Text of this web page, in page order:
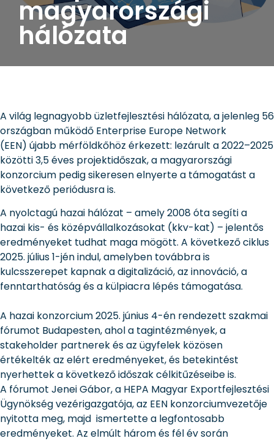
magyarországi
hálózata
A világ legnagyobb üzletfejlesztési hálózata, a jelenleg 56
országban működő Enterprise Europe Network
(EEN) újabb mérföldkőhöz érkezett: lezárult a 2022–2025
közötti 3,5 éves projektidőszak, a magyarországi
konzorcium pedig sikeresen elnyerte a támogatást a
következő periódusra is.
A nyolctagú hazai hálózat – amely 2008 óta segíti a
hazai kis- és középvállalkozásokat (kkv-kat) – jelentős
eredményeket tudhat maga mögött. A következő ciklus
2025. július 1-jén indul, amelyben továbbra is
kulcsszerepet kapnak a digitalizáció, az innováció, a
fenntarthatóság és a külpiacra lépés támogatása.
A hazai konzorcium 2025. június 4-én rendezett szakmai
fórumot Budapesten, ahol a tagintézmények, a
stakeholder partnerek és az ügyfelek közösen
értékelték az elért eredményeket, és betekintést
nyerhettek a következő időszak célkitűzéseibe is.
A fórumot Jenei Gábor, a HEPA Magyar Exportfejlesztési
Ügynökség vezérigazgatója, az EEN konzorciumvezetője
nyitotta meg, majd ismertette a legfontosabb
eredményeket. Az elmúlt három és fél év során